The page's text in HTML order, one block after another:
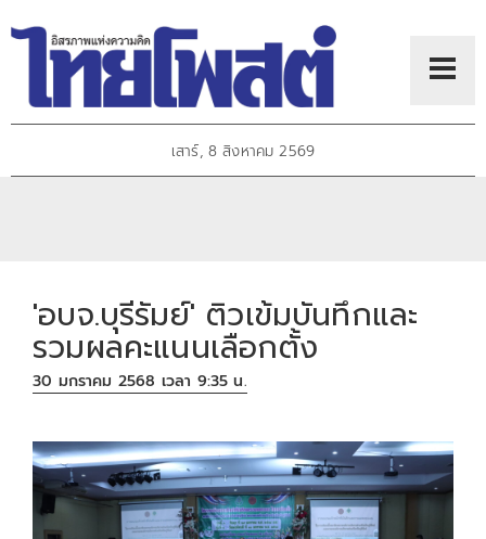
เสาร์, 8 สิงหาคม 2569
'อบจ.บุรีรัมย์' ติวเข้มบันทึกและ
รวมผลคะแนนเลือกตั้ง
30 มกราคม 2568 เวลา 9:35 น.